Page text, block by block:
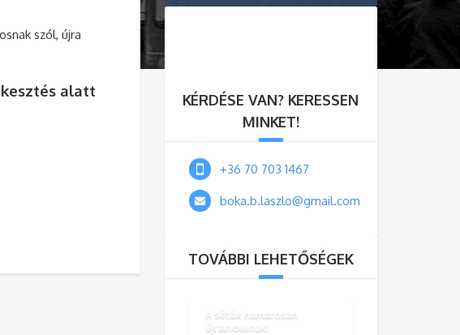
szól, újra
alatt
KÉRDÉSE VAN? KERESSEN
MINKET!
+36 70 703 1467
boka.b.laszlo@gmail.com
TOVÁBBI LEHETŐSÉGEK
A séták hamarosan
újraindulnak!